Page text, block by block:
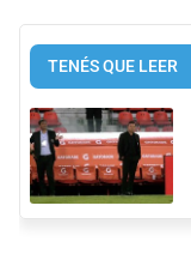
TENÉS QUE LEER